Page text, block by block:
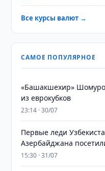
Все курсы валют →
САМОЕ ПОПУЛЯРНОЕ
«Башакшехир»
из еврокубков
23:14 · 30/07
Первые леди
Азербайджана
15:30 · 31/07